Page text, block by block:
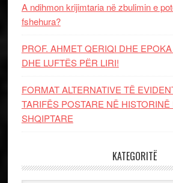
A ndihmon krijimtaria në zbulimin e
fshehura?
PROF. AHMET QERIQI DHE
DHE LUFTЁS PЁR LIRI!
FORMAT ALTERNATIVE TË
TARIFËS POSTARE NË
SHQIPTARE
KATEGORITË